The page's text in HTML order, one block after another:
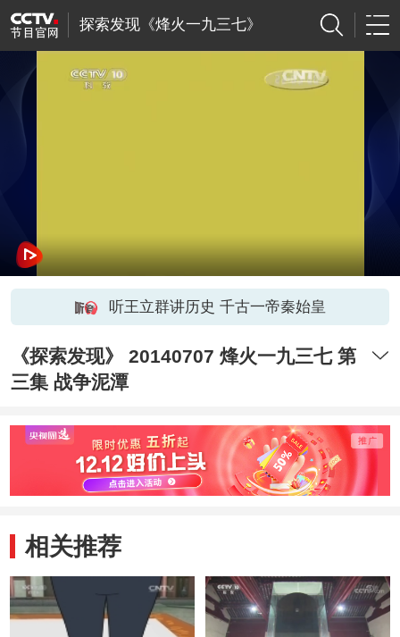
探索发现《烽火一九三七》
听王立群讲历史 千古一帝秦始皇
《探索发现》 20140707 烽火一九三七 第
三集 战争泥潭
相关推荐